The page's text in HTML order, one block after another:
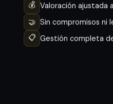
💰 Valoración ajustada
🤝 Sin compromisos ni
📋 Gestión completa